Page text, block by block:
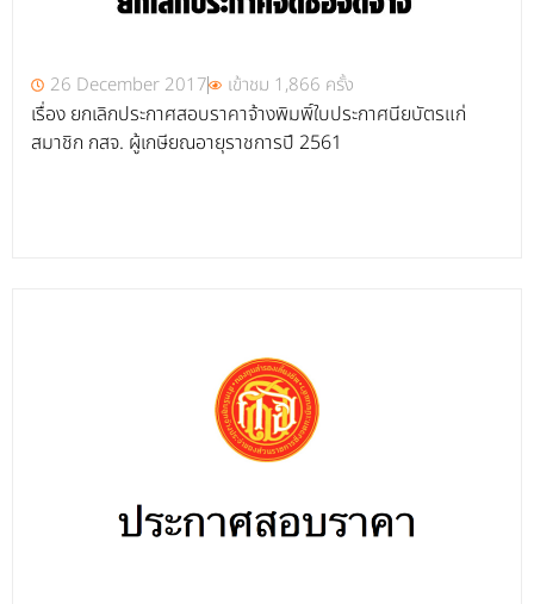
26 December 2017 เข้าชม 1,866 ครั้ง
เรื่อง ยกเลิกประกาศสอบราคาจ้างพิมพิ์ใบประกาศนียบัตรแก่
สมาชิก กสจ. ผู้เกษียณอายุราชการปี 2561